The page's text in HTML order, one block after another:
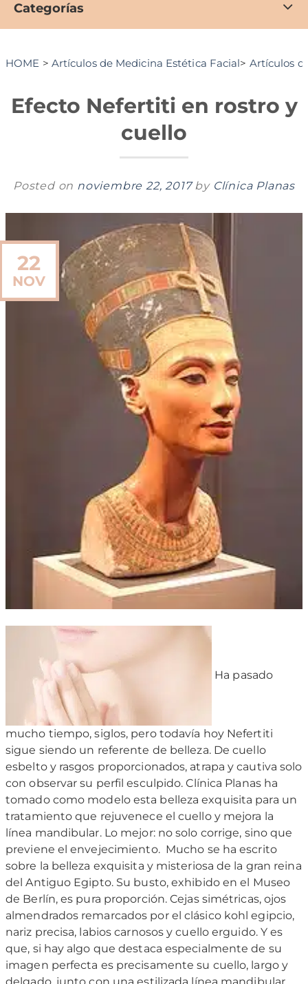
Categorías
HOME > Artículos de Medicina Estética Facial> Artículos
Efecto Nefertiti en rostro y
cuello
Posted on noviembre 22, 2017 by Clínica Planas
22
NOV
Ha pasado
mucho tiempo, siglos, pero todavía hoy Nefertiti
sigue siendo un referente de belleza. De cuello
esbelto y rasgos proporcionados, atrapa y cautiva solo
con observar su perfil esculpido. Clínica Planas ha
tomado como modelo esta belleza exquisita para un
tratamiento que rejuvenece el cuello y mejora la
línea mandibular. Lo mejor: no solo corrige, sino que
previene el envejecimiento. Mucho se ha escrito
sobre la belleza exquisita y misteriosa de la gran reina
del Antiguo Egipto. Su busto, exhibido en el Museo
de Berlín, es pura proporción. Cejas simétricas, ojos
almendrados remarcados por el clásico kohl egipcio,
nariz precisa, labios carnosos y cuello erguido. Y es
que, si hay algo que destaca especialmente de su
imagen perfecta es precisamente su cuello, largo y